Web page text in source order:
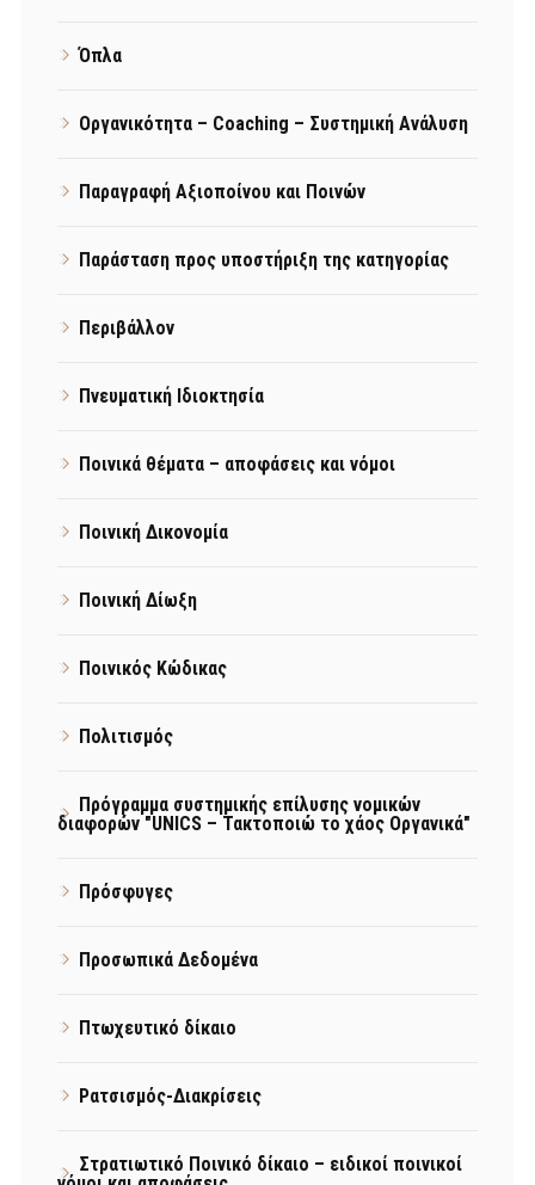
Όπλα
Οργανικότητα – Coaching – Συστημική Ανάλυση
Παραγραφή Αξιοποίνου και Ποινών
Παράσταση προς υποστήριξη της κατηγορίας
Περιβάλλον
Πνευματική Ιδιοκτησία
Ποινικά θέματα – αποφάσεις και νόμοι
Ποινική Δικονομία
Ποινική Δίωξη
Ποινικός Κώδικας
Πολιτισμός
Πρόγραμμα συστημικής επίλυσης νομικών
διαφορών "UNICS – Τακτοποιώ το χάος Οργανικά"
Πρόσφυγες
Προσωπικά Δεδομένα
Πτωχευτικό δίκαιο
Ρατσισμός-Διακρίσεις
Στρατιωτικό Ποινικό δίκαιο – ειδικοί ποινικοί